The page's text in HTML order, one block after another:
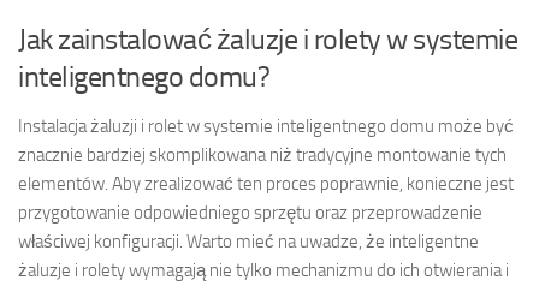
Jak zainstalować żaluzje i rolety w systemie
inteligentnego domu?
Instalacja żaluzji i rolet w systemie inteligentnego domu może być
znacznie bardziej skomplikowana niż tradycyjne montowanie tych
elementów. Aby zrealizować ten proces poprawnie, konieczne jest
przygotowanie odpowiedniego sprzętu oraz przeprowadzenie
właściwej konfiguracji. Warto mieć na uwadze, że inteligentne
żaluzje i rolety wymagają nie tylko mechanizmu do ich otwierania i